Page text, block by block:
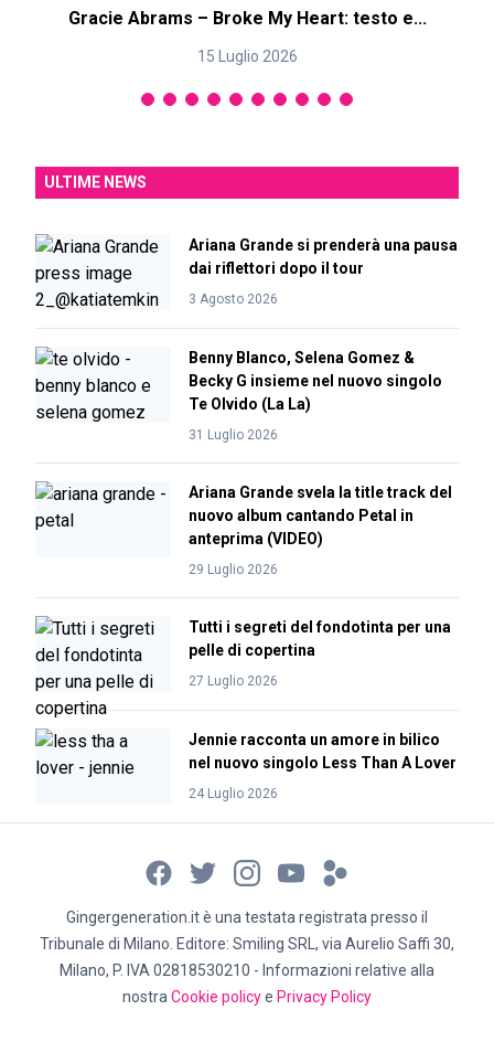
Gracie Abrams – Broke My Heart: testo e...
15 Luglio 2026
ULTIME NEWS
Ariana Grande si prenderà una pausa
dai riflettori dopo il tour
3 Agosto 2026
Benny Blanco, Selena Gomez &
Becky G insieme nel nuovo singolo
Te Olvido (La La)
31 Luglio 2026
Ariana Grande svela la title track del
nuovo album cantando Petal in
anteprima (VIDEO)
29 Luglio 2026
Tutti i segreti del fondotinta per una
pelle di copertina
27 Luglio 2026
Jennie racconta un amore in bilico
nel nuovo singolo Less Than A Lover
24 Luglio 2026
Gingergeneration.it è una testata registrata presso il
Tribunale di Milano. Editore: Smiling SRL, via Aurelio Saffi 30,
Milano, P. IVA 02818530210 - Informazioni relative alla
nostra Cookie policye Privacy Policy